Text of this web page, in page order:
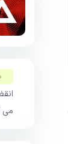
می